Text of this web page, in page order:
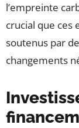
l’empreinte
crucial que ces
soutenus par
changements